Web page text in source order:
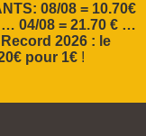
08/08 = 10.70€
… 04/08 = 21.70 € …
Record 2026 : le
pour 1€ !